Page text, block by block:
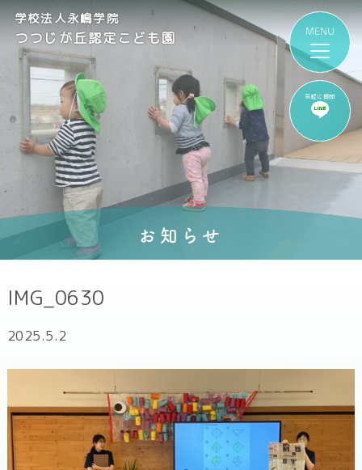
気軽に質問
学校法人永嶋学院
つつじが丘認定こども園
お知らせ
IMG_0630
2025.5.2